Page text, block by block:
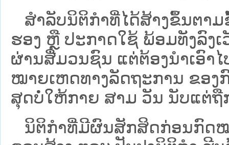
ສໍາລັບນິຕິກໍາທີ່ໄດ້ສ້າງຂຶ້ນຕາ
ຮອງ ຫຼື ປະກາດໃຊ້ ພ້ອມທັງລົງ
ຜ່ານສື່ມວນຊົນ ແຕ່ຕ້ອງນໍາເອົາ
ໝາຍ​ເຫດ​ທາງ​ລັດ​ຖະ​ການ​ ຂອ
ສຸດບໍ່ໃຫ້ກາຍ ສາມ ວັນ ນັບແຕ່ຖື
ນິ​ຕິ​ກຳ​ທີ່​ມີ​ຜົນ​ສັກ​ສິດ​ກ່ອນ​ກົດ​ໝ